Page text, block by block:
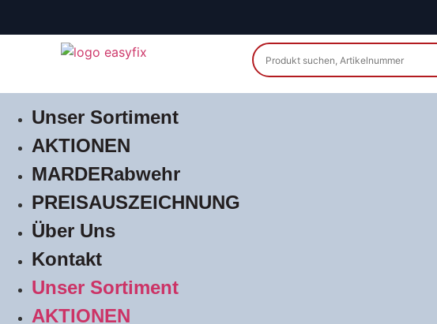
Unser Sortiment
AKTIONEN
MARDERabwehr
PREISAUSZEICHNUNG
Über Uns
Kontakt
Unser Sortiment
AKTIONEN